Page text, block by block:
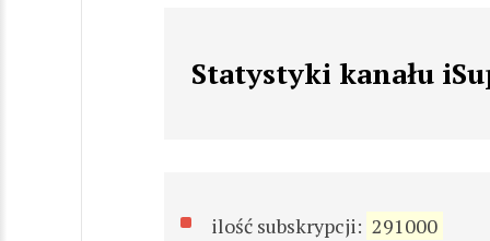
Statystyki kanału
ilość subskrypcji: 291000